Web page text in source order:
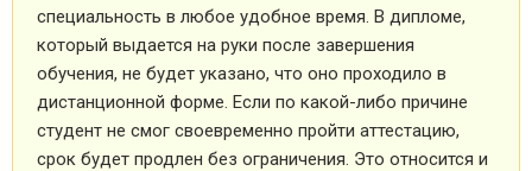
специальность в любое удобное время. В дипломе,
который выдается на руки после завершения
обучения, не будет указано, что оно проходило в
дистанционной форме. Если по какой-либо причине
студент не смог своевременно пройти аттестацию,
срок будет продлен без ограничения. Это относится и